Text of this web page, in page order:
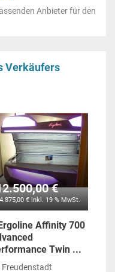
Anbieter für den
Verkäufers
€
€ inkl. 19 % MwSt.
Affinity 700
Twin ...
Freudenstadt